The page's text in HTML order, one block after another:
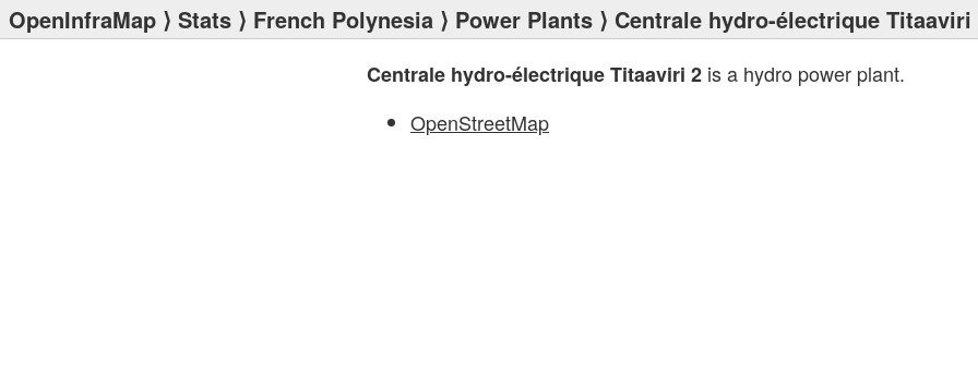
OpenInfraMap ⟩ Stats ⟩ French Polynesia ⟩ Power Plants ⟩ Centrale hydro-électrique Titaaviri
Centrale hydro-électrique Titaaviri 2 is a hydro power plant.
OpenStreetMap